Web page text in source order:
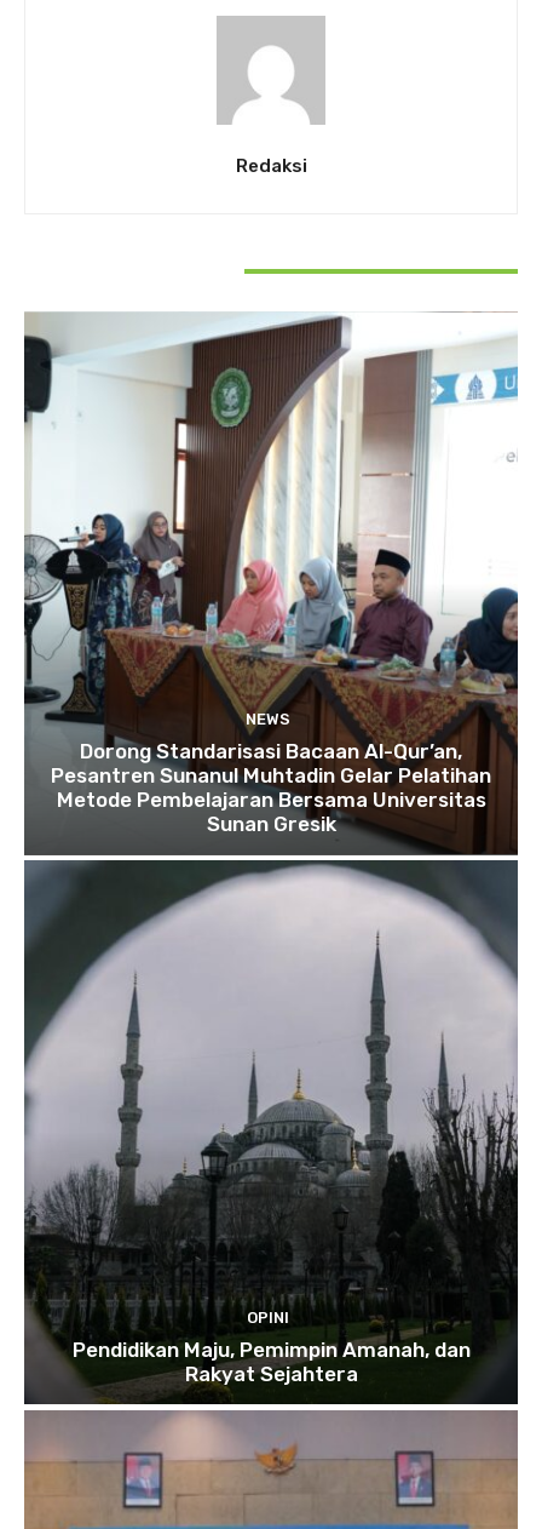
Redaksi
NEWS
Dorong Standarisasi Bacaan Al-Qur’an,
Pesantren Sunanul Muhtadin Gelar Pelatihan
Metode Pembelajaran Bersama Universitas
Sunan Gresik
OPINI
Pendidikan Maju, Pemimpin Amanah, dan
Rakyat Sejahtera